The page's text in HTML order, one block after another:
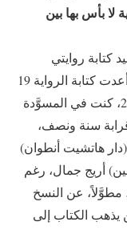
لا بأس بها بين
كتابة روايتي
بمسوَّدات كثيرة: في «لم يُصَلّ عليهم أحد» أعدت كتابة الرواية 19
مرّة، وحين انتهت نسختها الكاملة، سنة 2017، كنت في المسوَّدة
سنة ونصف،
هاتشيت أنطوان)
أريج جمال، رغم
مطوَّلاً، عن النسخ
يذهب الكتاب إلى